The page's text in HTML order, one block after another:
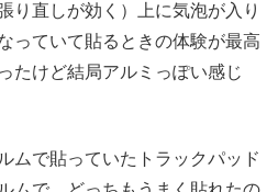
り直しが効く）上に気泡が入り
っていて貼るときの体験が最高
たけど結局アルミっぽい感じ
ムで貼っていたトラックパッド